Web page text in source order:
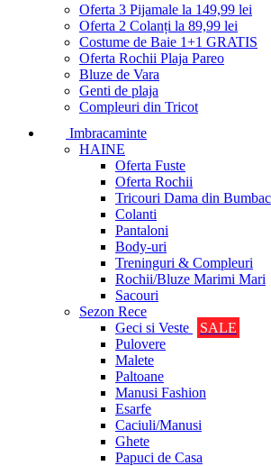
Oferta 3 Pijamale la 149,99 lei
Oferta 2 Colanți la 89,99 lei
Costume de Baie 1+1 GRATIS
Oferta Rochii Plaja Pareo
Bluze de Vara
Genti de plaja
Compleuri din Tricot
Imbracaminte
HAINE
Oferta Fuste
Oferta Rochii
Tricouri Dama din Bumbac
Colanti
Pantaloni
Body-uri
Treninguri & Compleuri
Rochii/Bluze Marimi Mari
Sacouri
Sezon Rece
Geci si Veste
SALE
Pulovere
Malete
Paltoane
Manusi Fashion
Esarfe
Caciuli/Manusi
Ghete
Papuci de Casa